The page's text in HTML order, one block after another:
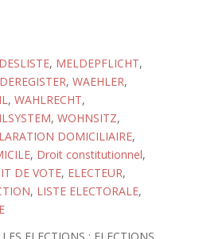
, MELDEPFLICHT,
, WAEHLER,
, WAHLRECHT,
, WOHNSITZ,
DOMICILIAIRE,
, Droit constitutionnel,
DE VOTE, ELECTEUR,
, LISTE ELECTORALE,